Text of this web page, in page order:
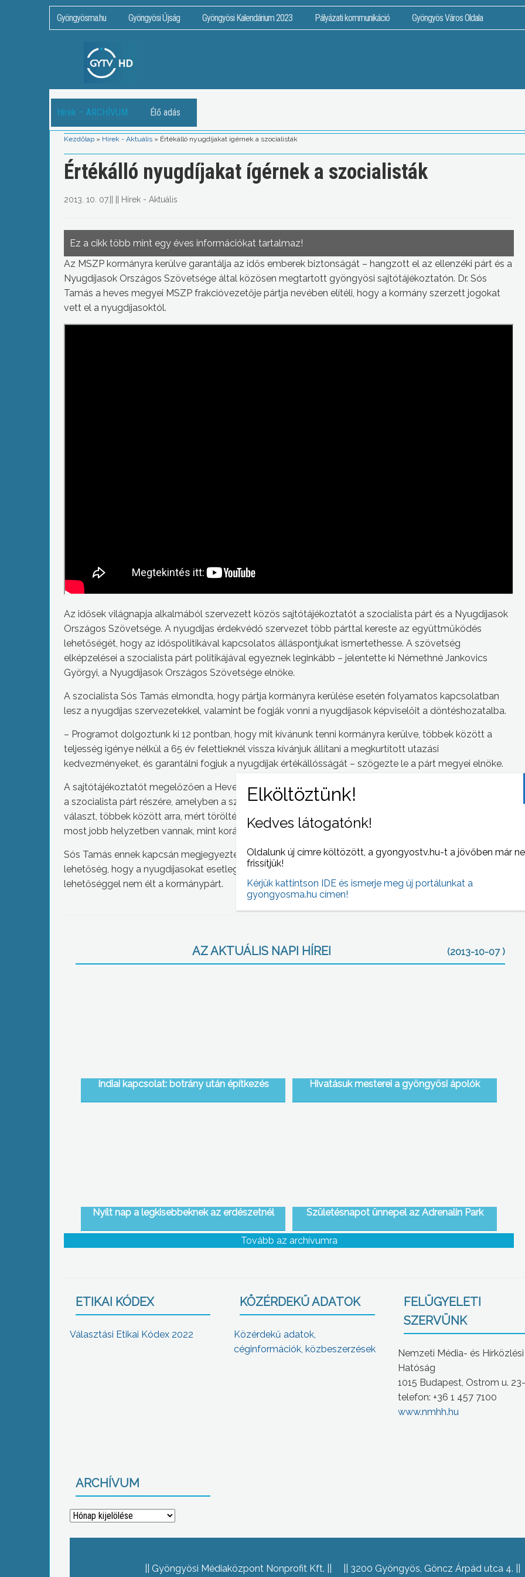
Gyöngyösma.hu Gyöngyösi Újság Gyöngyösi Kalendárium 2023 Pályázati kommunikáció Gyöngyös Város Oldala
Hírek – ARCHÍVUM Élő adás
Kezdőlap » Hírek - Aktuális » Értékálló nyugdíjakat ígérnek a szocialisták
Értékálló nyugdíjakat ígérnek a szocialisták
2013. 10. 07. Hírek - Aktuális
Ez a cikk több mint egy éves információkat tartalmaz!
Az MSZP kormányra kerülve garantálja az idős emberek biztonságát – hangzott el az ellenzéki párt és a
Nyugdíjasok Országos Szövetsége által közösen megtartott gyöngyösi sajtótájékoztatón. Dr. Sós
Tamás a heves megyei MSZP frakcióvezetője pártja nevében elítéli, hogy a kormány szerzett jogokat
vett el a nyugdíjasoktól.
Az idősek világnapja alkalmából szervezett közös sajtótájékoztatót a szocialista párt és a Nyugdíjasok
Országos Szövetsége. A nyugdíjas érdekvédő szervezet több párttal kereste az együttműködés
lehetőségét, hogy az időspolitikával kapcsolatos álláspontjukat ismertethesse. A szövetség
elképzelései a szocialista párt politikájával egyeznek leginkább – jelentette ki Némethné Jankovics
Györgyi, a Nyugdíjasok Országos Szövetsége elnöke.
A szocialista Sós Tamás elmondta, hogy pártja kormányra kerülése esetén folyamatos kapcsolatban
lesz a nyugdíjas szervezetekkel, valamint be fogják vonni a nyugdíjasok képviselőit a döntéshozatalba.
– Programot dolgoztunk ki 12 pontban, hogy mit kívánunk tenni kormányra kerülve, többek között a
teljesség igénye nélkül a 65 év felettieknél vissza kívánjuk állítani a megkurtított utazási
kedvezményeket, és garantálni fogjuk a nyugdíjak értékállósságát – szögezte le a párt megyei elnöke.
A sajtótájékoztatót megelőzően a Heves Megyei Közgyűlés Fideszes frakciója közleményt juttatott el
a szocialista párt részére, amelyben a szocialista kormányok nyugdíjasokat érintő megszorításaira várt
választ, többek között arra, mért törölték el a 13. havi nyugdíjat. A Fidesz frakció szerint a nyugdíjasok
most jobb helyzetben vannak, mint korábban.
Sós Tamás ennek kapcsán megjegyezte: a 3 és fél éve kormányon lévő Fidesz kezében ott volt a
lehetőség, hogy a nyugdíjasokat esetlegesen negatívan érintő korábbi döntéseket orvosolja, ám ezzel a
lehetőséggel nem élt a kormánypárt.
AZ AKTUÁLIS NAPI HÍREI (2013-10-07 )
Indiai kapcsolat: botrány után építkezés Hivatásuk mesterei a gyöngyösi ápolók
Nyílt nap a legkisebbeknek az erdészetnél Születésnapot ünnepel az Adrenalin Park
Tovább az archívumra
ETIKAI KÓDEX
Választási Etikai Kódex 2022
KÖZÉRDEKŰ ADATOK
Közérdekű adatok,
céginformációk, közbeszerzések
FELÜGYELETI
SZERVÜNK
Nemzeti Média- és Hírközlési
Hatóság
1015 Budapest, Ostrom u.
telefon: +36 1 457 7100
www.nmhh.hu
ARCHÍVUM
Archívum
Gyöngyösi Médiaközpont Nonprofit Kft. 3200 Gyöngyös, Göncz Árpád utca 4.
Kedves látogatónk!
Oldalunk új címre költözött, a gyongyostv.hu-t a jövőben már
frissítjük!
Kérjük kattintson IDE és ismerje meg új portálunkat a
gyongyosma.hu címen!